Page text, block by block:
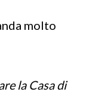
molto
la Casa di